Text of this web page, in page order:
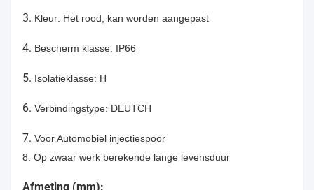
3. Kleur: Het rood, kan worden aangepast
4. Bescherm klasse: IP66
5. Isolatieklasse: H
6. Verbindingstype: DEUTCH
7. Voor Automobiel injectiespoor
8. Op zwaar werk berekende lange levensduur
Afmeting (mm):